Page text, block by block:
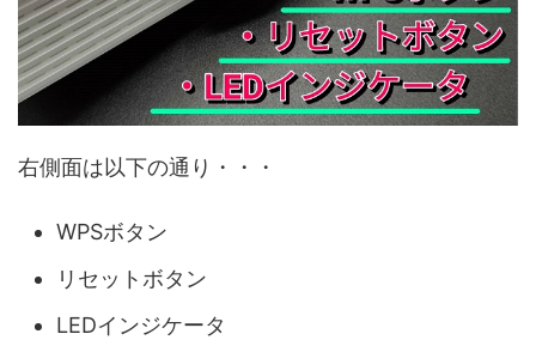
右側面は以下の通り・・・
WPSボタン
リセットボタン
LEDインジケータ